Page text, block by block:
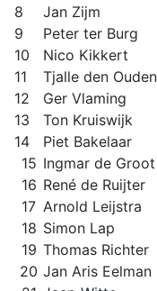
8
Jan Zijm
9
Peter ter Burg
10
Nico Kikkert
11
Tjalle den Ouden
12
Ger Vlaming
13
Ton Kruiswijk
14
Piet Bakelaar
15 Ingmar de Groot
16 René de Ruijter
17 Arnold Leijstra
18 Simon Lap
19 Thomas Richter
20 Jan Aris Eelman